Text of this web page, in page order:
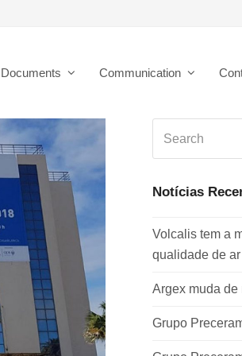
Documents Communication
Notícias
Volcalis tem a
qualidade de
Argex muda
Grupo